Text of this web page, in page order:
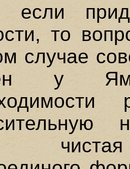
если
то
случае
у
чистая